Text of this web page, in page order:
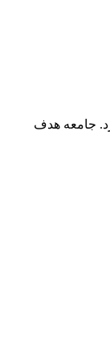
حد یک اداره کل دارد. جامعه هدف